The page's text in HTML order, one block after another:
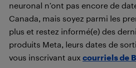
neuronal n’ont pas encore de
Canada, mais soyez parmi les
plus et restez informé(e) des
produits Meta, leurs dates de
vous inscrivant aux courriels de